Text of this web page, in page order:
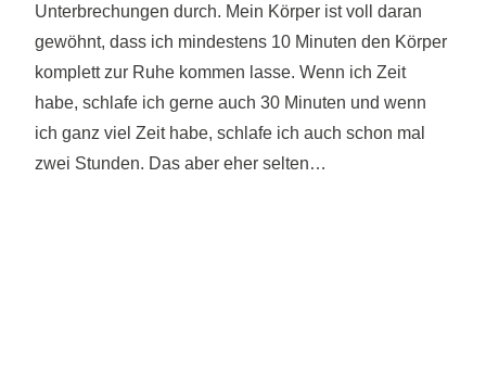
Unterbrechungen durch. Mein Körper ist voll daran
gewöhnt, dass ich mindestens 10 Minuten den Körper
komplett zur Ruhe kommen lasse. Wenn ich Zeit
habe, schlafe ich gerne auch 30 Minuten und wenn
ich ganz viel Zeit habe, schlafe ich auch schon mal
zwei Stunden. Das aber eher selten…